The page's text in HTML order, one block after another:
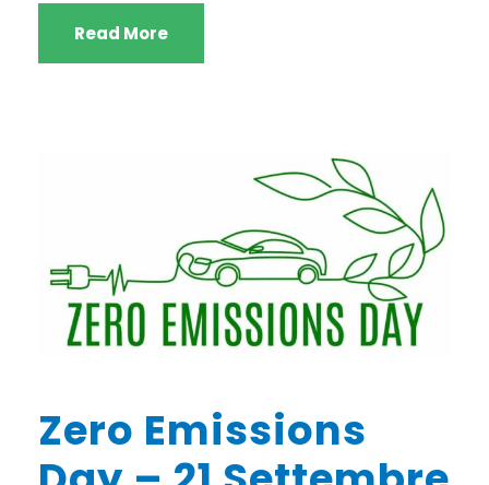
Read More
Zero Emissions